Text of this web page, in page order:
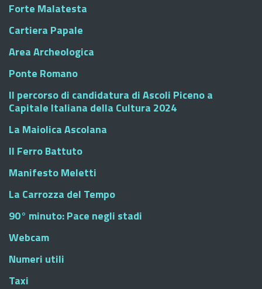
Forte Malatesta
Cartiera Papale
Area Archeologica
Ponte Romano
Il percorso di candidatura di Ascoli Piceno a
Capitale Italiana della Cultura 2024
La Maiolica Ascolana
Il Ferro Battuto
Manifesto Meletti
La Carrozza del Tempo
90° minuto: Pace negli stadi
Webcam
Numeri utili
Taxi